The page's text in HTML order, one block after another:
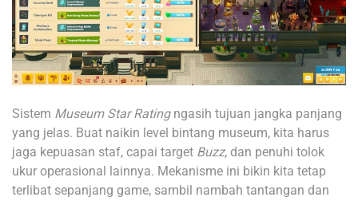
Sistem Museum Star Ratingngasih tujuan jangka panjang
yang jelas. Buat naikin level bintang museum, kita harus
jaga kepuasan staf, capai target Buzz, dan penuhi tolok
ukur operasional lainnya. Mekanisme ini bikin kita tetap
terlibat sepanjang game, sambil nambah tantangan dan